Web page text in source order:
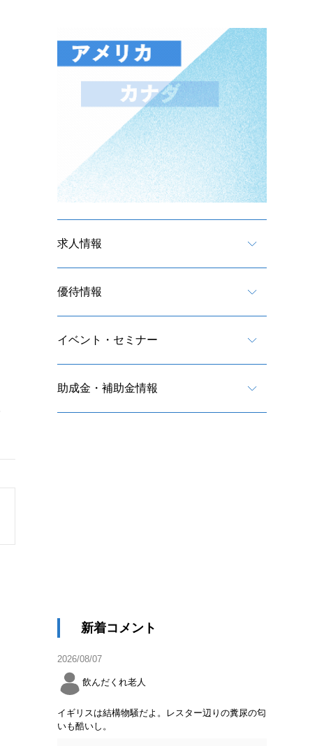
求人情報
優待情報
イベント・セミナー
助成金・補助金情報
新着コメント
2026/08/07
飲んだくれ老人
イギリスは結構物騒だよ。レスター辺りの糞尿の匂
いも酷いし。